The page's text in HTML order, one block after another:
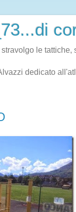
le tattiche,
dedicato